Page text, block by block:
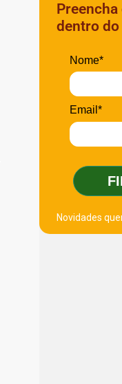
dentro
Nome*
Email*
Novidades